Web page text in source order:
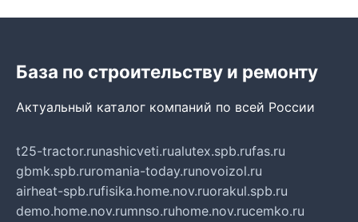
База по строительству и ремонту
Актуальный каталог компаний по всей России
t25-tractor.runashicveti.rualutex.spb.rufas.ru
gbmk.spb.ruromania-today.runovoizol.ru
airheat-spb.rufisika.home.nov.ruorakul.spb.ru
demo.home.nov.rumnso.ruhome.nov.rucemko.ru